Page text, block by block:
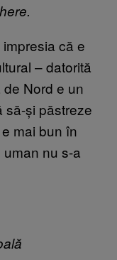
că e
– datorită
Nord e un
să-și păstreze
mai bun în
nu s-a